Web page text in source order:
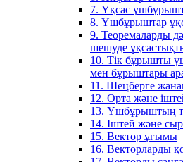
7. Ұқсас
8. Үшбұрыштар
9. Теоремаларды
шешуде
10. Тік бұрышты
мен бұрыштары
11. Шеңберге
12. Орта және
13. Үшбұрыштың
14. Іштей және
15. Вектор ұғымы
16. Векторларды